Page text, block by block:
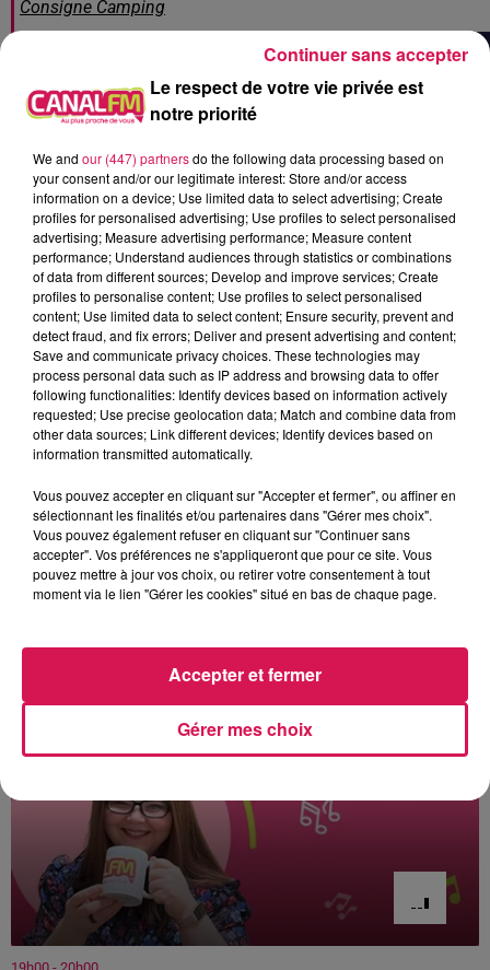
Consigne Camping
Le respect de votre vie privée est
notre priorité
We and our (447) partnersdo the following data processing based on
your consent and/or our legitimate interest: Store and/or access
information on a device; Use limited data to select advertising; Create
profiles for personalised advertising; Use profiles to select personalised
advertising; Measure advertising performance; Measure content
performance; Understand audiences through statistics or combinations
of data from different sources; Develop and improve services; Create
profiles to personalise content; Use profiles to select personalised
content; Use limited data to select content; Ensure security, prevent and
detect fraud, and fix errors; Deliver and present advertising and content;
Save and communicate privacy choices. These technologies may
process personal data such as IP address and browsing data to offer
following functionalities: Identify devices based on information actively
requested; Use precise geolocation data; Match and combine data from
other data sources; Link different devices; Identify devices based on
information transmitted automatically.
Vous pouvez accepter en cliquant sur "Accepter et fermer", ou affiner en
sélectionnant les finalités et/ou partenaires dans "Gérer mes choix".
Vous pouvez également refuser en cliquant sur "Continuer sans
accepter". Vos préférences ne s'appliqueront que pour ce site. Vous
pouvez mettre à jour vos choix, ou retirer votre consentement à tout
moment via le lien "Gérer les cookies" situé en bas de chaque page.
Gérer mes choix
Accepter et fermer
Continuer sans accepter